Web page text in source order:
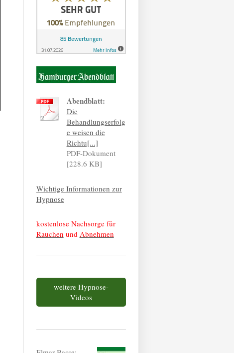
Abendblatt:
Die
Behandlungserfolg
e weisen die
Richtu[...]
PDF-Dokument
[228.6 KB]
Wichtige Informationen zur
Hypnose
kostenlose Nachsorge für
Rauchen und Abnehmen
weitere Hypnose-
Videos